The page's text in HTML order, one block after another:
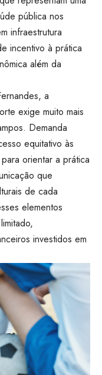
pública nos
infraestrutura
incentivo à prática
além da
a
exige muito mais
Demanda
equitativo às
orientar a prática
que
de cada
elementos
investidos em